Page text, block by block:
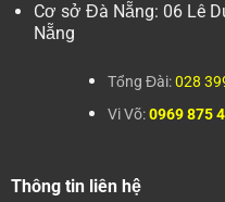
Cơ sở Đà Nẵng: 06 Lê
Nẵng
Tổng Đài:028
Vi Võ:0969 875
Thông tin liên hệ